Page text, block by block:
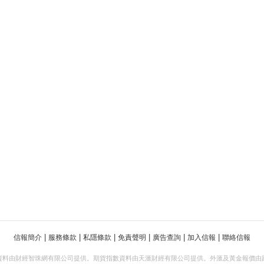
信報簡介 服務條款 私隱條款 免責聲明 廣告查詢 加入信報 聯絡信報
料由財經智珠網有限公司提供。期貨指數資料由天滙財經有限公司提供。外滙及黃金報價由